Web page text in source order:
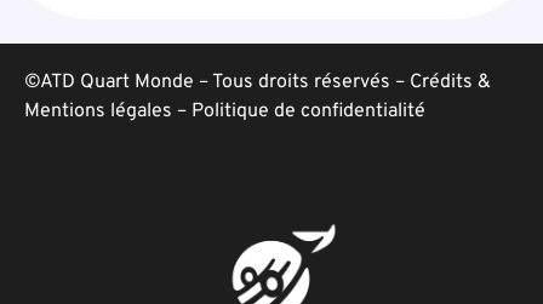
©ATD Quart Monde – Tous droits réservés – Crédits &
Mentions légales – Politique de confidentialité